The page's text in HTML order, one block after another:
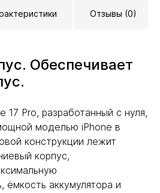
Отзывы (0)
Обеспечивает
17 Pro, разработанный с нуля,
моделью iPhone в
конструкции лежит
корпус,
ёмкость аккумулятора и